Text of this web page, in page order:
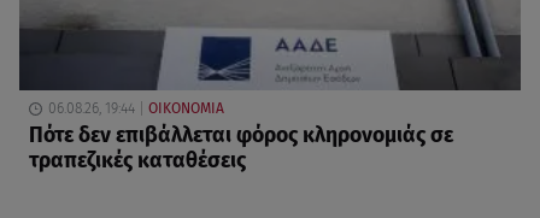
06.08.26, 19:44 ΟΙΚΟΝΟΜΙΑ
Πότε δεν επιβάλλεται φόρος κληρονομιάς σε
τραπεζικές καταθέσεις